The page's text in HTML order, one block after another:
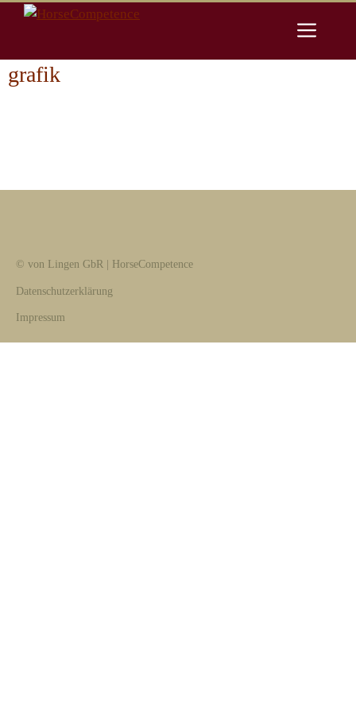
Zum
grafik
© von Lingen GbR | HorseCompetence
Datenschutzerklärung
Impressum